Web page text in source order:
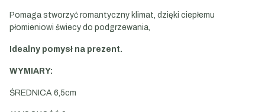
Pomaga stworzyć romantyczny klimat, dzięki ciepłemu
płomieniowi świecy do podgrzewania,
Idealny pomysł na prezent.
WYMIARY:
ŚREDNICA 6,5cm